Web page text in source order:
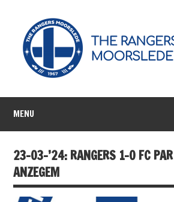
MENU
23-03-’24: RANGERS 1-0 FC
ANZEGEM